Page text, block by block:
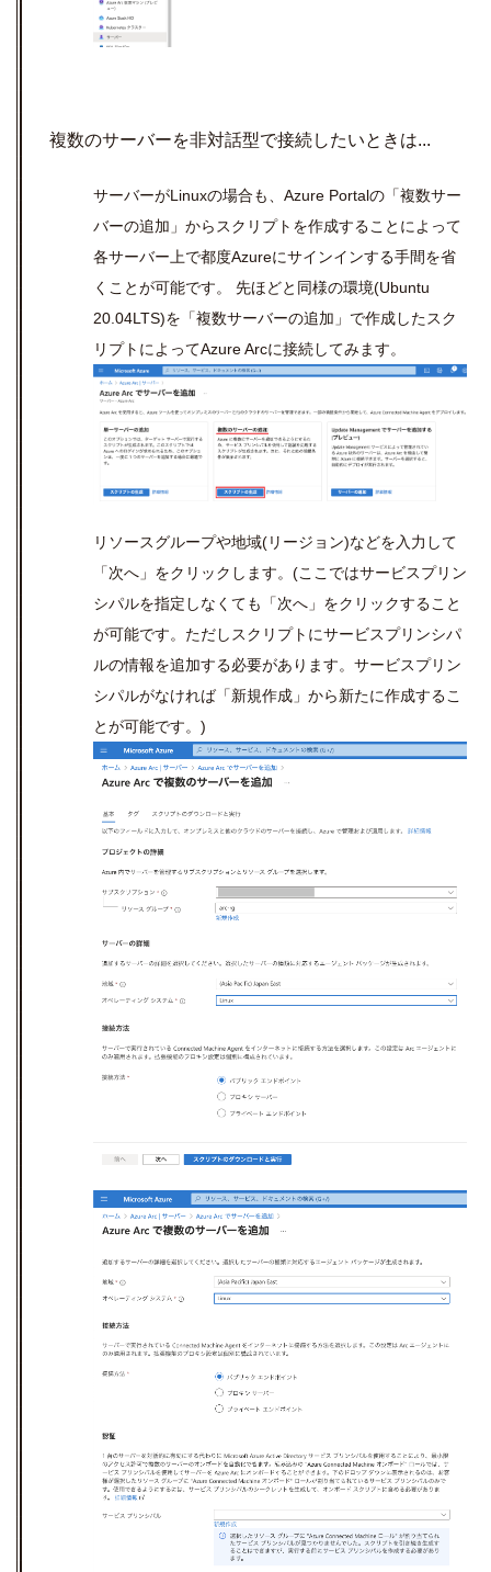
複数のサーバーを非対話型で接続したいときは...
サーバーがLinuxの場合も、 Azure Portalの「複数サー
バーの追加」からスクリプトを作成することによって
各サーバー上で都度Azureにサインインする手間を省
くことが可能です。 先ほどと同様の環境(Ubuntu
20.04LTS)を「複数サーバーの追加」で作成したスク
リプトによってAzure Arcに接続してみます。
リソースグループや地域(リージョン)などを入力して
「次へ」をクリックします。(ここではサービスプリン
シパルを指定しなくても「次へ」をクリックすること
が可能です。ただしスクリプトにサービスプリンシパ
ルの情報を追加する必要があります。サービスプリン
シパルがなければ「新規作成」から新たに作成するこ
とが可能です。)